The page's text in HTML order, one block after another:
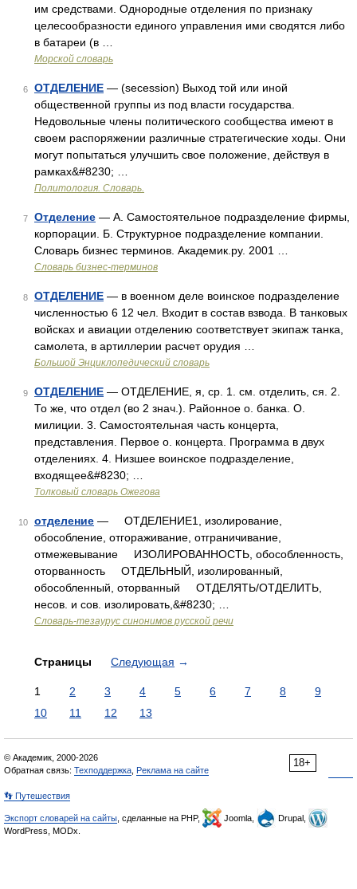
им средствами. Однородные отделения по признаку
целесообразности единого управления ими сводятся либо
в батареи (в …
Морской словарь
6 ОТДЕЛЕНИЕ — (secession) Выход той или иной
общественной группы из под власти государства.
Недовольные члены политического сообщества имеют в
своем распоряжении различные стратегические ходы. Они
могут попытаться улучшить свое положение, действуя в
рамках&#8230; …
Политология. Словарь.
7 Отделение — А. Самостоятельное подразделение фирмы,
корпорации. Б. Структурное подразделение компании.
Словарь бизнес терминов. Академик.ру. 2001 …
Словарь бизнес-терминов
8 ОТДЕЛЕНИЕ — в военном деле воинское подразделение
численностью 6 12 чел. Входит в состав взвода. В танковых
войсках и авиации отделению соответствует экипаж танка,
самолета, в артиллерии расчет орудия …
Большой Энциклопедический словарь
9 ОТДЕЛЕНИЕ — ОТДЕЛЕНИЕ, я, ср. 1. см. отделить, ся. 2.
То же, что отдел (во 2 знач.). Районное о. банка. О.
милиции. 3. Самостоятельная часть концерта,
представления. Первое о. концерта. Программа в двух
отделениях. 4. Низшее воинское подразделение,
входящее&#8230; …
Толковый словарь Ожегова
10 отделение — ОТДЕЛЕНИЕ1, изолирование,
обособление, отгораживание, отграничивание,
отмежевывание ИЗОЛИРОВАННОСТЬ, обособленность,
оторванность ОТДЕЛЬНЫЙ, изолированный,
обособленный, оторванный ОТДЕЛЯТЬ/ОТДЕЛИТЬ,
несов. и сов. изолировать,&#8230; …
Словарь-тезаурус синонимов русской речи
Страницы Следующая →
1 2 3 4 5 6 7 8
9
10
11 12 13
18+
© Академик, 2000-2026
Обратная связь: Техподдержка Реклама на сайте
👣 Путешествия
Экспорт словарей на сайты , сделанные на PHP, Joomla,
Drupal,
WordPress, MODx.